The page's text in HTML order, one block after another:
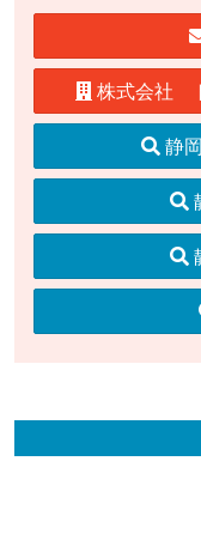
株式会社
静